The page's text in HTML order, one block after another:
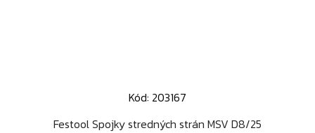
Kód: 203167
Festool Spojky stredných strán MSV D8/25